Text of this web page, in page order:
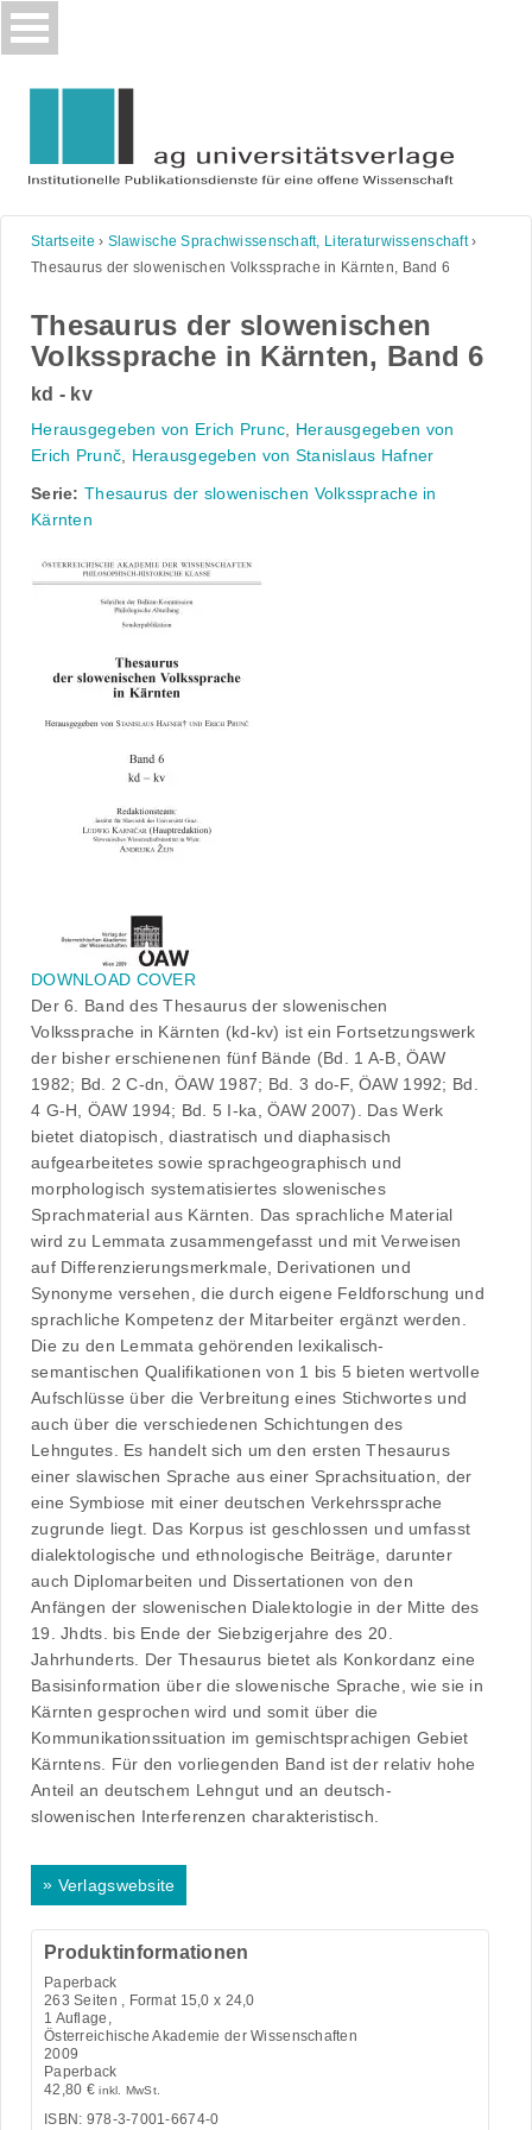
Skip
to
Startseite › Slawische Sprachwissenschaft, Literaturwissenschaft›
Thesaurus der slowenischen Volkssprache in Kärnten, Band 6
Thesaurus der slowenischen
Volkssprache in Kärnten, Band 6
kd - kv
Herausgegeben von Erich Prunc, Herausgegeben von
Erich Prunč, Herausgegeben von Stanislaus Hafner
Serie: Thesaurus der slowenischen Volkssprache in
Kärnten
DOWNLOAD COVER
Der 6. Band des Thesaurus der slowenischen
Volkssprache in Kärnten (kd-kv) ist ein Fortsetzungswerk
der bisher erschienenen fünf Bände (Bd. 1 A-B, ÖAW
1982; Bd. 2 C-dn, ÖAW 1987; Bd. 3 do-F, ÖAW 1992; Bd.
4 G-H, ÖAW 1994; Bd. 5 I-ka, ÖAW 2007). Das Werk
bietet diatopisch, diastratisch und diaphasisch
aufgearbeitetes sowie sprachgeographisch und
morphologisch systematisiertes slowenisches
Sprachmaterial aus Kärnten. Das sprachliche Material
wird zu Lemmata zusammengefasst und mit Verweisen
auf Differenzierungsmerkmale, Derivationen und
Synonyme versehen, die durch eigene Feldforschung und
sprachliche Kompetenz der Mitarbeiter ergänzt werden.
Die zu den Lemmata gehörenden lexikalisch-
semantischen Qualifikationen von 1 bis 5 bieten wertvolle
Aufschlüsse über die Verbreitung eines Stichwortes und
auch über die verschiedenen Schichtungen des
Lehngutes. Es handelt sich um den ersten Thesaurus
einer slawischen Sprache aus einer Sprachsituation, der
eine Symbiose mit einer deutschen Verkehrssprache
zugrunde liegt. Das Korpus ist geschlossen und umfasst
dialektologische und ethnologische Beiträge, darunter
auch Diplomarbeiten und Dissertationen von den
Anfängen der slowenischen Dialektologie in der Mitte des
19. Jhdts. bis Ende der Siebzigerjahre des 20.
Jahrhunderts. Der Thesaurus bietet als Konkordanz eine
Basisinformation über die slowenische Sprache, wie sie in
Kärnten gesprochen wird und somit über die
Kommunikationssituation im gemischtsprachigen Gebiet
Kärntens. Für den vorliegenden Band ist der relativ hohe
Anteil an deutschem Lehngut und an deutsch-
slowenischen Interferenzen charakteristisch.
» Verlagswebsite
Produktinformationen
Paperback
263 Seiten , Format 15,0 x 24,0
1 Auflage,
Österreichische Akademie der Wissenschaften
2009
Paperback
42,80 € inkl. MwSt.
ISBN: 978-3-7001-6674-0